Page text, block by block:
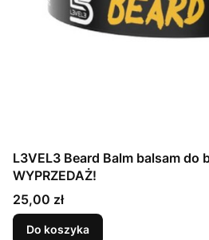
L3VEL3 Beard Balm balsam do
WYPRZEDAŻ!
Cena
25,00 zł
Do koszyka